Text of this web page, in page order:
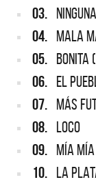
03. NINGUNA
04. MALA
05. BONITA
06. EL
07. MÁS
08. LOCO
09. MÍA MÍA
10. LA